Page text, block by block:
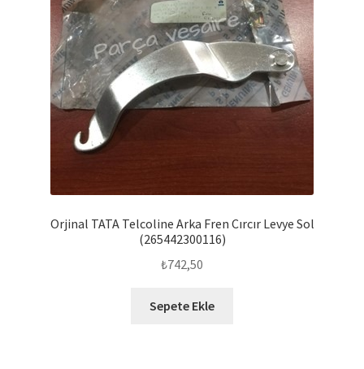
Orjinal TATA Telcoline Arka Fren Cırcır Levye Sol
(265442300116)
₺742,50
Sepete Ekle